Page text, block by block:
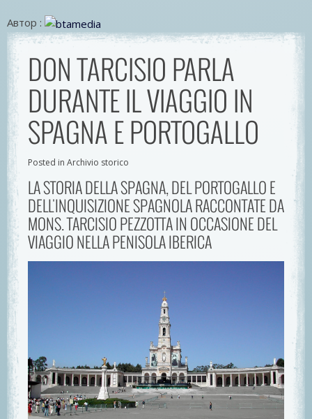
Автор :
DON TARCISIO PARLA
DURANTE IL VIAGGIO IN
SPAGNA E PORTOGALLO
Posted in Archivio storico
LA STORIA DELLA SPAGNA, DEL PORTOGALLO E
DELL'INQUISIZIONE SPAGNOLA RACCONTATE DA
MONS. TARCISIO PEZZOTTA IN OCCASIONE DEL
VIAGGIO NELLA PENISOLA IBERICA